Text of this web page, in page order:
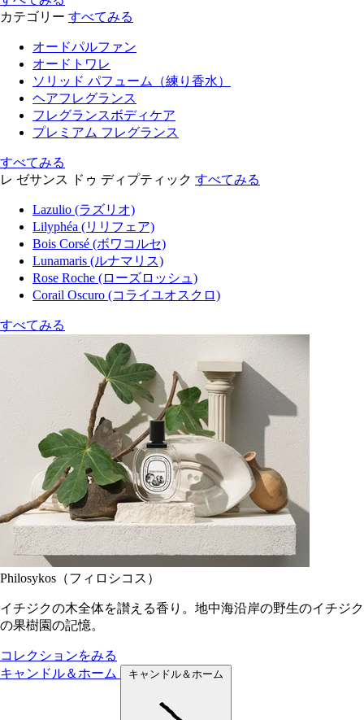
カテゴリー すべてみる
オードパルファン
オードトワレ
ソリッド パフューム（練り香水）
ヘアフレグランス
フレグランスボディケア
プレミアム フレグランス
すべてみる
レ ゼサンス ドゥ ディプティック すべてみる
Lazulio (ラズリオ)
Lilyphéa (リリフェア)
Bois Corsé (ボワコルセ)
Lunamaris (ルナマリス)
Rose Roche (ローズロッシュ)
Corail Oscuro (コライユオスクロ)
すべてみる
Philosykos（フィロシコス）
イチジクの木全体を讃える香り。地中海沿岸の野生のイチジク
の果樹園の記憶。
コレクションをみる
キャンドル＆ホーム
キャンドル＆ホーム